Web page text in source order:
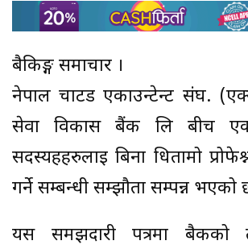
बैकिङ्ग समाचार ।
नेपाल चार्टड एकाउन्टेन्ट संघ.
सेवा विकास बैंक लि बीच
सदस्यहहरुलाई बिना धितामो
गर्ने सम्बन्धी सम्झौता सम्पन्न भएको
यस समझदारी पत्रमा बैकको